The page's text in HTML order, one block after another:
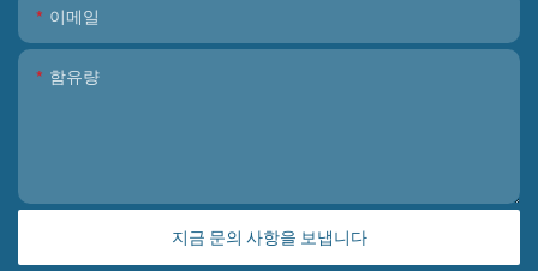
이메일
함유량
지금 문의 사항을 보냅니다